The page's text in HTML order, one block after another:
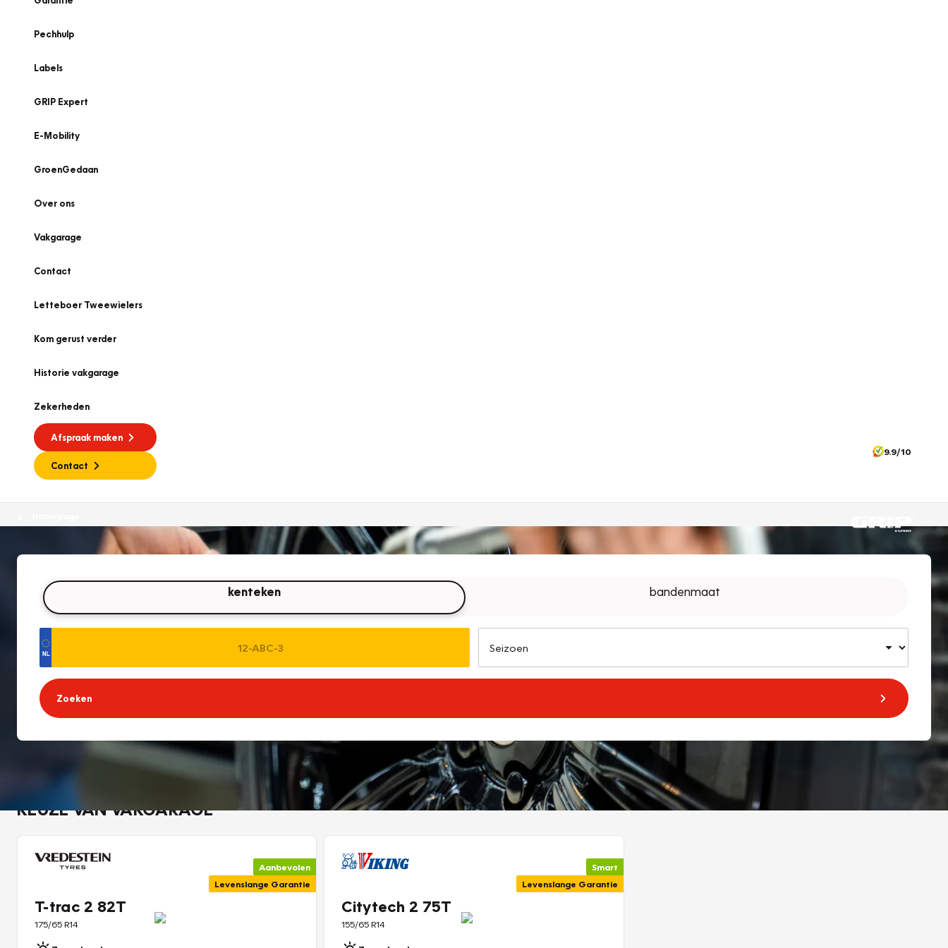
Pechhulp
Labels
GRIP Expert
E-Mobility
GroenGedaan
Over ons
Vakgarage
Contact
Letteboer Tweewielers
Kom gerust verder
Historie vakgarage
Zekerheden
Afspraak maken
Contact
9.9/10
kenteken bandenmaat
Zoeken
KEUZE VAN VAKGARAGE
Aanbevolen
Levenslange Garantie
T-trac 2 82T
175/65 R14
Smart
Levenslange Garantie
Citytech 2 75T
155/65 R14